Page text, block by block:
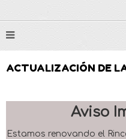
ACTUALIZACIÓN DE
Aviso
Estamos renovando el